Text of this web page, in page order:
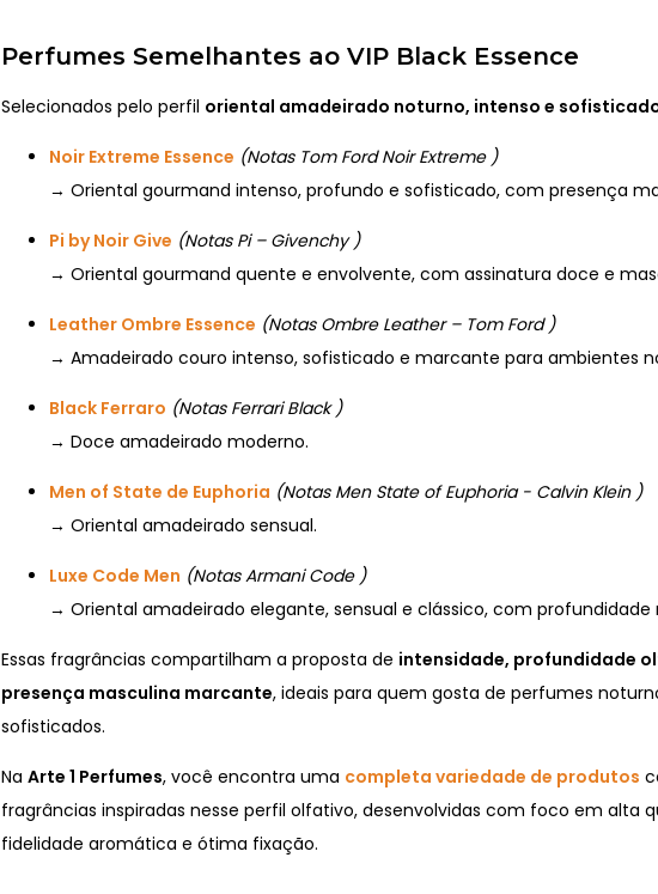
Perfumes Semelhantes ao VIP Black Essence
Selecionados pelo perfil oriental amadeirado noturno, intenso e
Noir Extreme Essence (Notas Tom Ford Noir Extreme )
→ Oriental gourmand intenso, profundo e sofisticado, com presença
Pi by Noir Give (Notas Pi – Givenchy )
→ Oriental gourmand quente e envolvente, com assinatura doce e
Leather Ombre Essence (Notas Ombre Leather – Tom Ford )
→ Amadeirado couro intenso, sofisticado e marcante para ambientes
Black Ferraro (Notas Ferrari Black )
→ Doce amadeirado moderno.
Men of State de Euphoria (Notas Men State of Euphoria - Calvin Klein )
→ Oriental amadeirado sensual.
Luxe Code Men (Notas Armani Code )
→ Oriental amadeirado elegante, sensual e clássico, com profundidade
Essas fragrâncias compartilham a proposta de intensidade, profundidade
presença masculina marcante, ideais para quem gosta de perfumes
sofisticados.
Na Arte 1 Perfumes, você encontra uma completa variedade de produtos
fragrâncias inspiradas nesse perfil olfativo, desenvolvidas com foco em alta
fidelidade aromática e ótima fixação.